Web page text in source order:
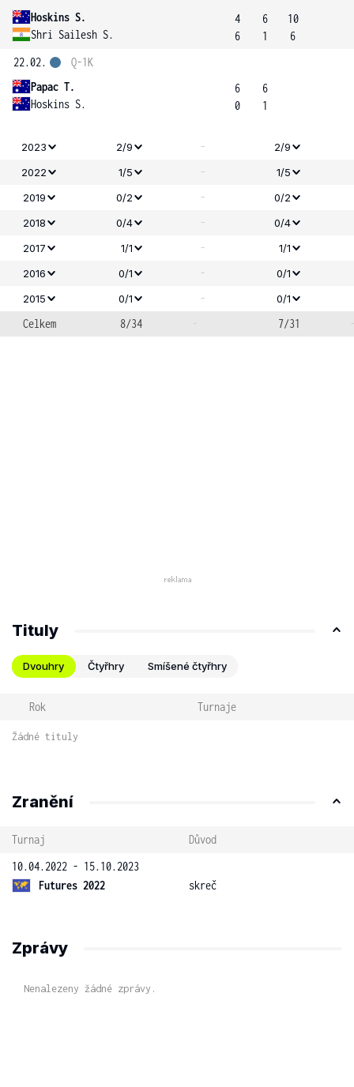
Hoskins S.
Shri Sailesh S.
4
6
6
1
10
6
22.02.
Papac T.
Hoskins S.
Q-1K
6
0
6
1
2023 2/9 -
2/9
2022
1/5 -
1/5
2019
0/2 -
0/2
2018
0/4 -
0/4
2017
1/1 -
1/1
2016
0/1 -
0/1
2015
0/1 - 0/1
Celkem 8/34 - 7/31
Tituly
Dvouhry Čtyřhry Smíšené čtyřhry
Rok Turnaje
Žádné tituly
Zranění
Turnaj
Důvod
10.04.2022 - 15.10.2023
Futures 2022
skreč
Zprávy
Nenalezeny žádné zprávy.